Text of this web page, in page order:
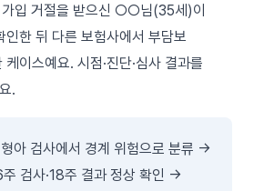
입 거절을 받으신 ○○님(35세)이
한 뒤 다른 보험사에서 부담보
이스예요. 시점·진단·심사 결과를
.
아 검사에서 경계 위험으로 분류 →
검사·18주 결과 정상 확인 →